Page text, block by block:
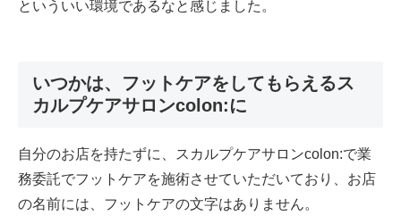
といういい環境であるなと感じました。
いつかは、フットケアをしてもらえるス
カルプケアサロンcolon:に
自分のお店を持たずに、スカルプケアサロンcolon:で業
務委託でフットケアを施術させていただいており、お店
の名前には、フットケアの文字はありません。